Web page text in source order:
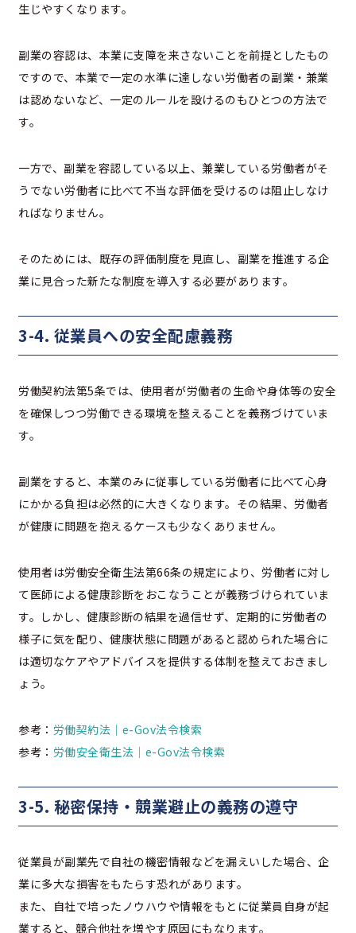
生じやすくなります。
副業の容認は、本業に支障を来さないことを前提としたもの
ですので、本業で一定の水準に達しない労働者の副業・兼業
は認めないなど、一定のルールを設けるのもひとつの方法で
す。
一方で、副業を容認している以上、兼業している労働者がそ
うでない労働者に比べて不当な評価を受けるのは阻止しなけ
ればなりません。
そのためには、既存の評価制度を見直し、副業を推進する企
業に見合った新たな制度を導入する必要があります。
3-4. 従業員への安全配慮義務
労働契約法第5条では、使用者が労働者の生命や身体等の安全
を確保しつつ労働できる環境を整えることを義務づけていま
す。
副業をすると、本業のみに従事している労働者に比べて心身
にかかる負担は必然的に大きくなります。その結果、労働者
が健康に問題を抱えるケースも少なくありません。
使用者は労働安全衛生法第66条の規定により、労働者に対し
て医師による健康診断をおこなうことが義務づけられていま
す。しかし、健康診断の結果を過信せず、定期的に労働者の
様子に気を配り、健康状態に問題があると認められた場合に
は適切なケアやアドバイスを提供する体制を整えておきまし
ょう。
参考： 労働契約法｜e-Gov法令検索
参考： 労働安全衛生法｜e-Gov法令検索
3-5. 秘密保持・競業避止の義務の遵守
従業員が副業先で自社の機密情報などを漏えいした場合、企
業に多大な損害をもたらす恐れがあります。
また、自社で培ったノウハウや情報をもとに従業員自身が起
業すると、競合他社を増やす原因にもなります。